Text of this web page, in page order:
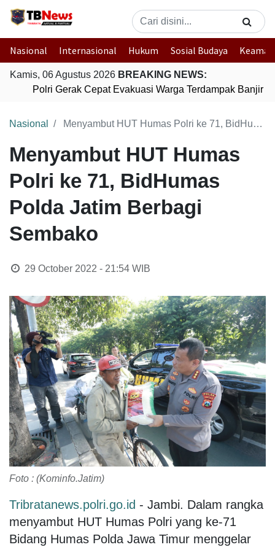
Nasional Internasional Hukum Sosial Budaya
Kamis, 06 Agustus 2026 BREAKING NEWS:
Polri Gerak Cepat Evakuasi Warga Terdampak Banjir di
Nasional Menyambut HUT Humas Polri ke 71, BidHumas Polda Jatim Berbagi Sembako
Menyambut HUT Humas
Polri ke 71, BidHumas
Polda Jatim Berbagi
Sembako
29 October 2022 - 21:54WIB
Foto : (Kominfo.Jatim)
Tribratanews.polri.go.id - Jambi. Dalam rangka
menyambut HUT Humas Polri yang ke-71
Bidang Humas Polda Jawa Timur menggelar